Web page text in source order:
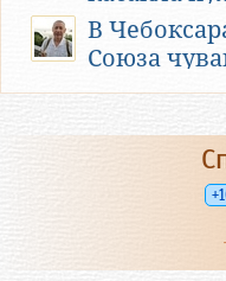
в школе в нем
лидерские
одной из книг о
фотоиллюстрации
впереди в роли
бутафорским
В
Союза